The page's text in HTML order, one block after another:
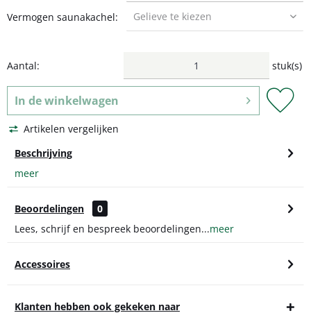
Vermogen saunakachel:
Aantal: stuk(s)
In dewinkelwagen
Artikelen vergelijken
Beschrijving
meer
Beoordelingen
0
Lees, schrijf en bespreek beoordelingen...meer
Accessoires
Klanten hebben ook gekeken naar